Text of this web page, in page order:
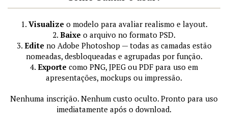
1. Visualize o modelo para avaliar realismo e layout.
2. Baixe o arquivo no formato PSD.
3. Edite no Adobe Photoshop — todas as camadas estão
nomeadas, desbloqueadas e agrupadas por função.
4. Exporte como PNG, JPEG ou PDF para uso em
apresentações, mockups ou impressão.
Nenhuma inscrição. Nenhum custo oculto. Pronto para uso
imediatamente após o download.